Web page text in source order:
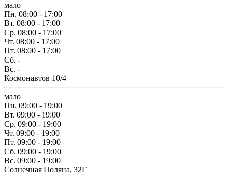
мало
Пн. 08:00 - 17:00
Вт. 08:00 - 17:00
Ср. 08:00 - 17:00
Чт. 08:00 - 17:00
Пт. 08:00 - 17:00
Сб. -
Вс. -
Космонавтов 10/4
мало
Пн. 09:00 - 19:00
Вт. 09:00 - 19:00
Ср. 09:00 - 19:00
Чт. 09:00 - 19:00
Пт. 09:00 - 19:00
Сб. 09:00 - 19:00
Вс. 09:00 - 19:00
Солнечная Поляна, 32Г